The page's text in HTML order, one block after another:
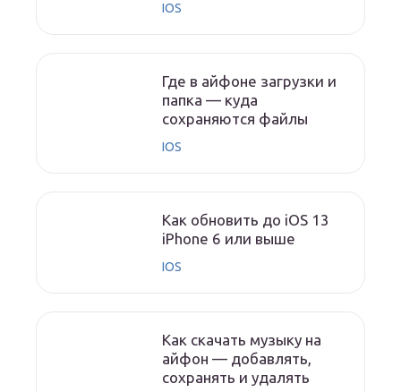
IOS
Где в айфоне загрузки и
папка — куда
сохраняются файлы
IOS
Как обновить до iOS 13
iPhone 6 или выше
IOS
Как скачать музыку на
айфон — добавлять,
сохранять и удалять